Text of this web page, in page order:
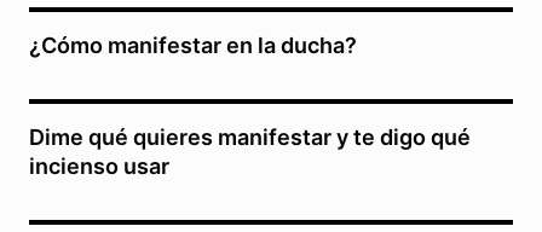
¿Cómo manifestar en la ducha?
Dime qué quieres manifestar y te digo qué
incienso usar